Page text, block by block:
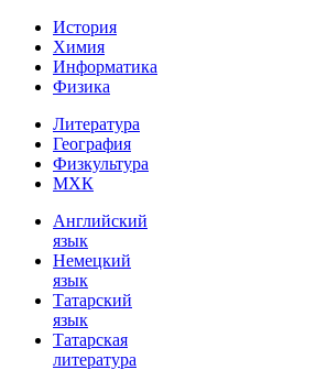
История
Химия
Информатика
Физика
Литература
География
Физкультура
МХК
Английский
язык
Немецкий
язык
Татарский
язык
Татарская
литература